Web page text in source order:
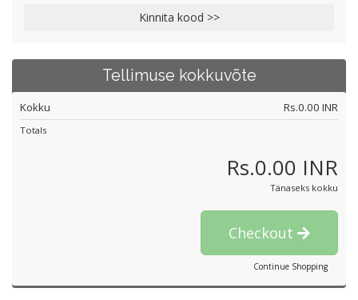
Kinnita kood >>
Tellimuse kokkuvõte
Kokku Rs.0.00 INR
Totals
Rs.0.00 INR
Tänaseks kokku
Checkout
Continue Shopping